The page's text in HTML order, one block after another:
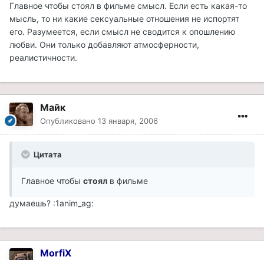
Главное чтобы стоял в фильме смысл. Если есть какая-то
мысль, то ни какие сексуальные отношения не испортят
его. Разумеется, если смысл не сводится к опошлению
любви. Они только добавляют атмосферности,
реалистичности.
Майк
Опубликовано 13 января, 2006
Цитата
Главное чтобы стоял в фильме
думаешь? :1anim_ag:
MorfiX